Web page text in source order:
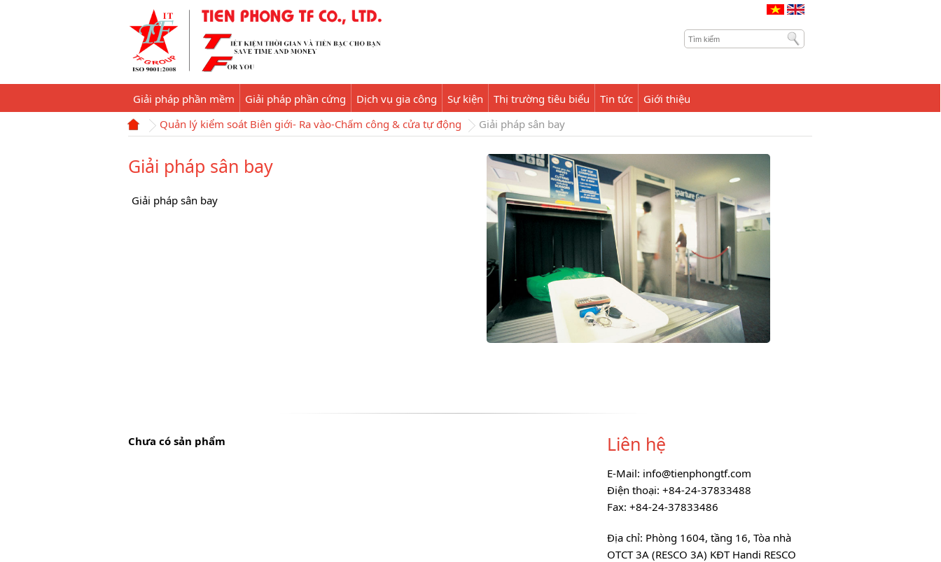
Giải pháp phần mềm Giải pháp phần cứng Dịch vụ gia công Sự kiện Thị trường tiêu biểu Tin tức
Giới thiệu
Quản lý kiểm soát Biên giới- Ra vào-Chấm công & cửa tự động
Giải pháp sân bay
Giải pháp sân bay
Giải pháp sân bay
Chưa có sản phẩm Liên hệ
E-Mail: info@tienphongtf.com
Điện thoại: +84-24-37833488
Fax: +84-24-37833486
Địa chỉ: Phòng 1604, tầng 16, Tòa nhà
OTCT 3A (RESCO 3A) KĐT Handi RESCO